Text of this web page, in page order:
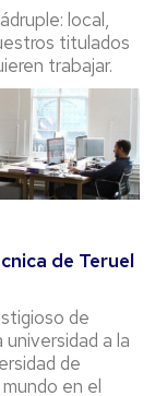
local,
titulados
trabajar.
de Teruel
de
a la
de
en el